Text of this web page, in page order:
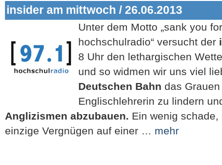
insider am mittwoch / 26.06.2013
Unter dem Motto „sank you
hochschulradio“ versucht der
8 Uhr den lethargischen
und so widmen wir uns viel
Deutschen Bahn das
Englischlehrerin zu lindern
Anglizismen abzubauen. Ein wenig
einzige Vergnügen auf einer … mehr